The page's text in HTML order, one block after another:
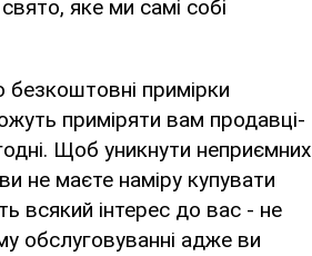
яке ми самі собі
безкоштовні примірки
приміряти вам продавці-
Щоб уникнути неприємних
не маєте наміру купувати
всякий інтерес до вас - не
обслуговуванні адже ви